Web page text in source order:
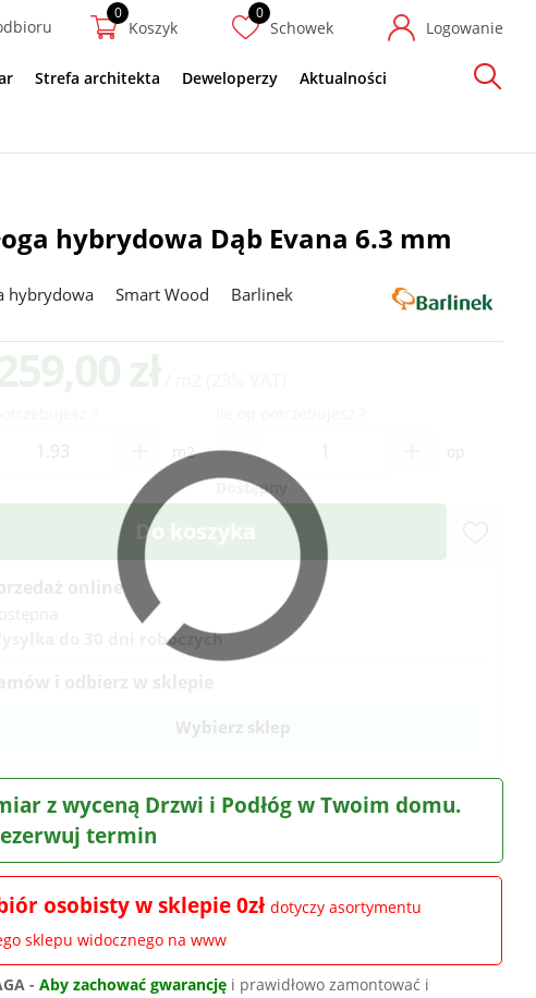
Koszyk Schowek Logowanie
Strefa architekta Deweloperzy Aktualności
Szukaj
hybrydowa Dąb Evana 6.3 mm
hybrydowa Smart Wood Barlinek
m2 -
op
Dostępny
Do koszyka
online
do 30 dni roboczych
Wybierz sklep
z wyceną Drzwi i Podłóg w Twoim domu.
termin
osobisty w sklepie 0złdotyczy asortymentu
sklepu widocznego na www
-Aby zachować gwarancję i prawidłowo zamontować i